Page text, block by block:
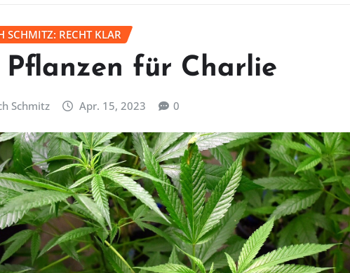
SCHMITZ: RECHT KLAR
Pflanzen für Charlie
Schmitz Apr. 15, 2023 0